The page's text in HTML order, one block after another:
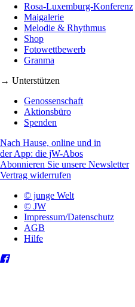
Rosa-Luxemburg-Konferenz
Maigalerie
Melodie & Rhythmus
Shop
Fotowettbewerb
Granma
→ Unterstützen
Genossenschaft
Aktionsbüro
Spenden
Nach Hause, online und in
der App: die jW-Abos
Abonnieren Sie unsere Newsletter
Vertrag widerrufen
© junge Welt
© JW
Impressum/Datenschutz
AGB
Hilfe